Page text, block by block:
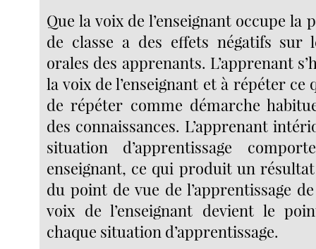
Que la voix de l’enseignant occupe
de classe a des effets négatifs sur
orales des apprenants. L’apprenant
la voix de l’enseignant et à répéter ce
de répéter comme démarche
des connaissances. L’apprenant
situation d’apprentissage
enseignant, ce qui produit un
du point de vue de l’apprentissage
voix de l’enseignant devient le
chaque situation d’apprentissage.